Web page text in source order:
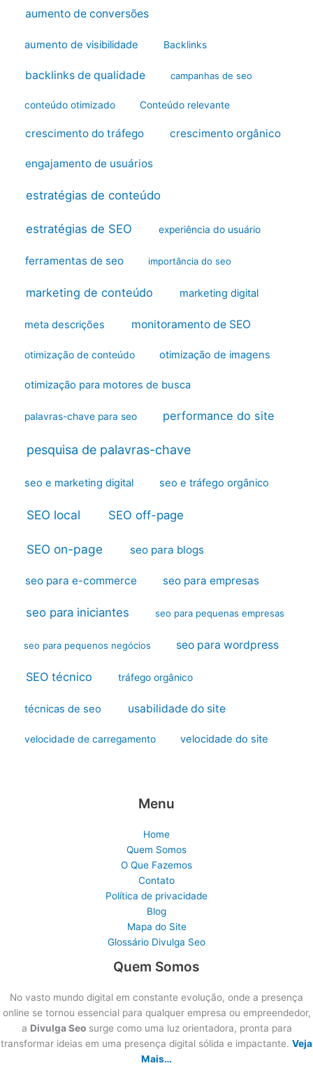
aumento de conversões
aumento de visibilidade Backlinks
backlinks de qualidade campanhas de seo
conteúdo otimizado Conteúdo relevante
crescimento do tráfego crescimento orgânico
engajamento de usuários
estratégias de conteúdo
estratégias de SEO experiência do usuário
ferramentas de seo importância do seo
marketing de conteúdo marketing digital
meta descrições monitoramento de SEO
otimização de conteúdo otimização de imagens
otimização para motores de busca
palavras-chave para seo performance do site
pesquisa de palavras-chave
seo e marketing digital seo e tráfego orgânico
SEO local SEO off-page
SEO on-page seo para blogs
seo para e-commerce seo para empresas
seo para iniciantes seo para pequenas empresas
seo para pequenos negócios seo para wordpress
SEO técnico tráfego orgânico
técnicas de seo usabilidade do site
velocidade de carregamento velocidade do site
Menu
Home
Quem Somos
O Que Fazemos
Contato
Política de privacidade
Blog
Mapa do Site
Glossário Divulga Seo
Quem Somos
No vasto mundo digital em constante evolução, onde a presença
online se tornou essencial para qualquer empresa ou empreendedor,
a Divulga Seosurge como uma luz orientadora, pronta para
transformar ideias em uma presença digital sólida e impactante. Veja
Mais…